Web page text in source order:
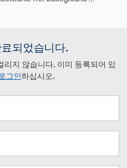
되었습니다.
리지 않습니다. 이미 등록되어 있
그인하십시오.